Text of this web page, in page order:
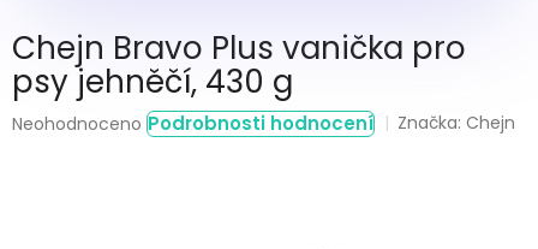
Chejn Bravo Plus vanička pro
psy jehněčí, 430 g
Průměrné
Neohodnoceno Podrobnosti hodnocení Značka:Chejn